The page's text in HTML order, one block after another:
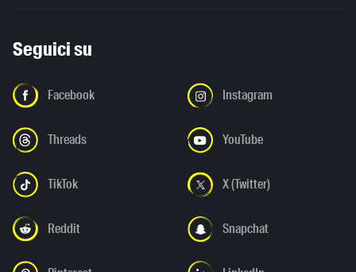
Seguici su
Facebook Instagram
Threads YouTube
TikTok X (Twitter)
Reddit Snapchat